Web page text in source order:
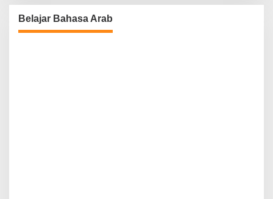
Belajar Bahasa Arab